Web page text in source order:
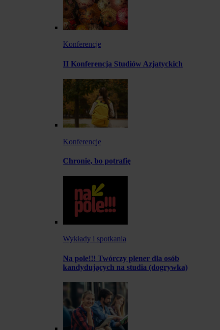
Konferencje
II Konferencja Studiów Azjatyckich
Konferencje
Chronię, bo potrafię
Wykłady i spotkania
Na pole!!! Twórczy plener dla osób
kandydujących na studia (dogrywka)